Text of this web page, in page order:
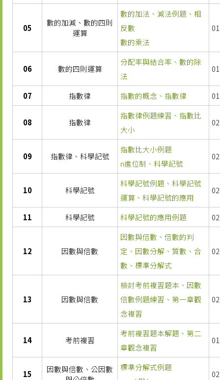
05
數的加減、數的四則
運算
數的加法、減法例題、相
反數
數的乘法
06 數的四則運算
分配率與結合率、數的除
法
07 指數律 指數的概念、指數律
08 指數律
指數律例題練習、指數比
大小
09 指數律、科學記號
指數比大小例題
n進位制、科學記號
10 科學記號
科學記號例題、科學記號
運算、科學記號的應用
11 科學記號 科學記號的應用例題
12 因數與倍數
因數與倍數、倍數的判
定、因數分解、質數、合
數、標準分解式
13 因數與倍數
檢討考前複習題本、因數
倍數例題練習、第一章觀
念複習
14 考前複習
考前複習題本解題、第二
章觀念複習
15
因數與倍數、公因數
標準分解式例題